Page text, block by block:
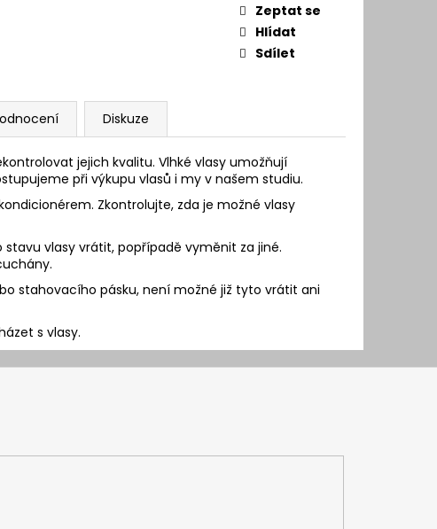
Zeptat se
Hlídat
Sdílet
Diskuze
jejich kvalitu. Vlhké vlasy umožňují
při výkupu vlasů i my v našem studiu.
Zkontrolujte, zda je možné vlasy
vlasy vrátit, popřípadě vyměnit za jiné.
stahovacího pásku, není možné již tyto vrátit ani
s vlasy.